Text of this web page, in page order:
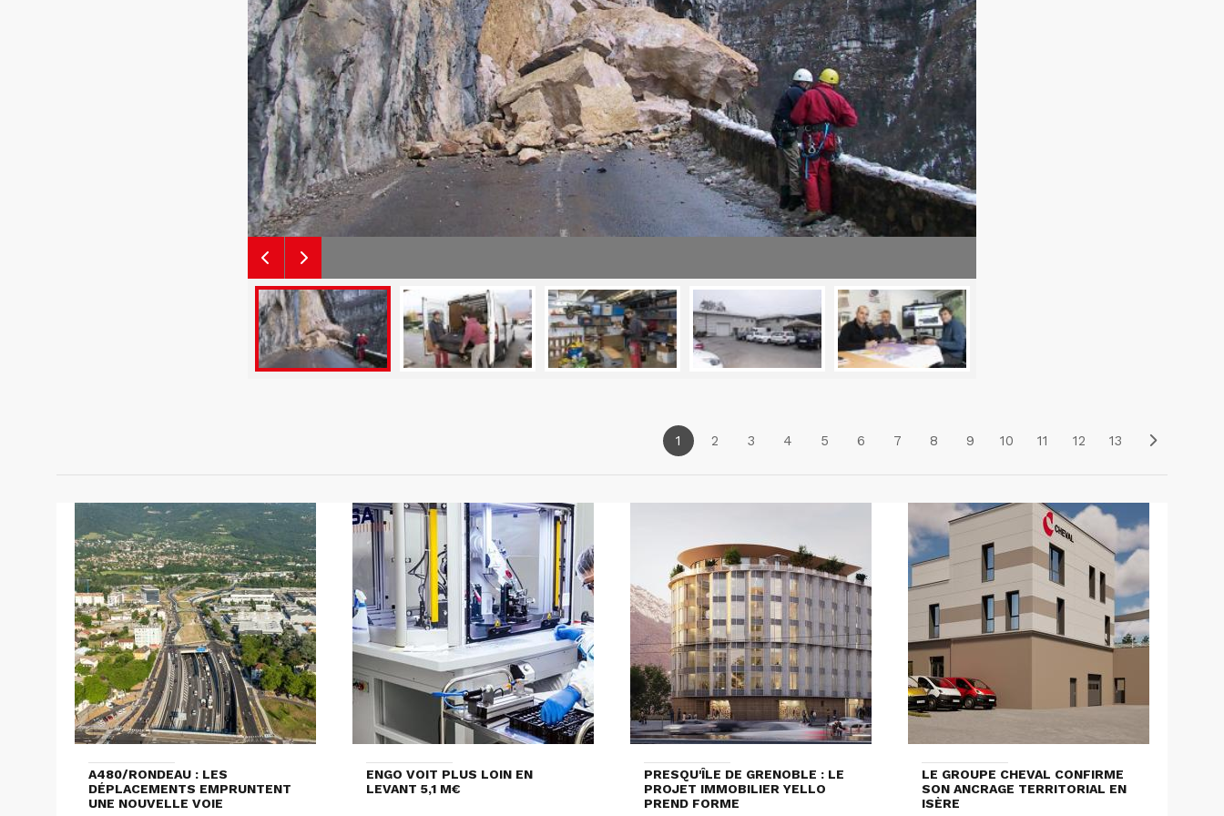
1 2 3 4 5 6 7 8 9 10 11 12 13
A480/RONDEAU : LES
DÉPLACEMENTS EMPRUNTENT
UNE NOUVELLE VOIE
ENGO VOIT PLUS LOIN EN
LEVANT 5,1 M€
PRESQU'ÎLE DE GRENOBLE : LE
PROJET IMMOBILIER YELLO
PREND FORME
LE GROUPE CHEVAL CONFIRME
SON ANCRAGE TERRITORIAL EN
ISÈRE